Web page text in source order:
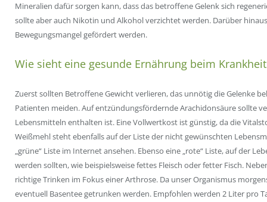
Mineralien dafür sorgen kann, dass das betroffene Gelenk sich
sollte aber auch Nikotin und Alkohol verzichtet werden. Darüber
Bewegungsmangel gefördert werden.
Wie sieht eine gesunde Ernährung beim
Zuerst sollten Betroffene Gewicht verlieren, das unnötig die Gelenke
Patienten meiden. AufentzündungsförderndeArachidonsäuresollte
Lebensmitteln enthalten ist. EineVollwertkost ist günstig, da die
Weißmehlsteht ebenfalls auf der Liste der nicht gewünschten
„grüne“ Liste im Internet ansehen. Ebenso eine „rote“ Liste, auf der
werden sollten, wie beispielsweise fettes Fleisch oder fetter Fisch.
richtige Trinken im Fokus einer Arthrose. Da unser Organismus
eventuell Basenteegetrunken werden. Empfohlen werden 2 Liter pro